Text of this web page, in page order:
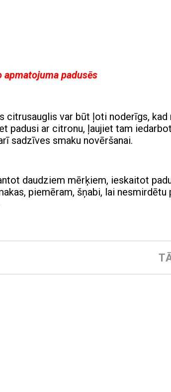
padusēs
var būt ļoti noderīgs, kad
padusi ar citronu, ļaujiet tam
sadzīves smaku novēršanai.
daudziem mērķiem, ieskaitot
piemēram, šņabi, lai nesmirdētu